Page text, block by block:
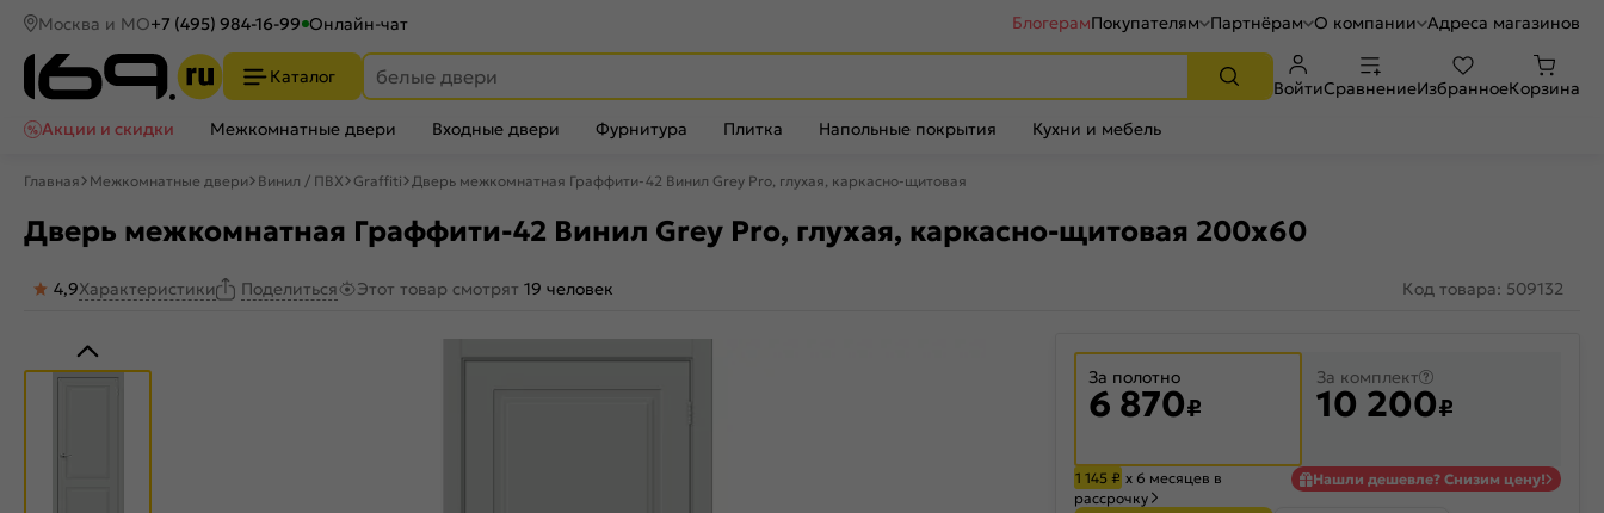
Москва и МО+7 (495) 984-16-99 Онлайн-чат БлогерамПокупателям Партнёрам О компании Адреса магазинов
Каталог
ВойтиСравнениеИзбранноеКорзина
Акции и скидки
Межкомнатные двери Входные двери Фурнитура Плитка Напольные покрытия Кухни и мебель
Главная Межкомнатные двери Винил / ПВХ Graffiti Дверь межкомнатная Граффити-42 Винил Grey Pro, глухая, каркасно-щитовая
Дверь межкомнатная Граффити-42 Винил Grey Pro, глухая, каркасно-щитовая 200x60
4,9Характеристики Поделиться Этот товар смотрят 19 человек Код товара: 509132
За полотно
6 870₽
За комплект
10 200₽
1 145 ₽ х 6 месяцев в
рассрочку
Нашли дешевле? Снизим цену!